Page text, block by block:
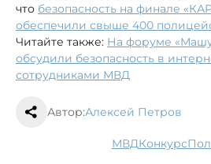
что безопасность на финале
обеспечили свыше 400
Читайте также: На форуме
обсудили безопасность в
сотрудниками МВД
Автор:Алексей Петров
МВД конкурс